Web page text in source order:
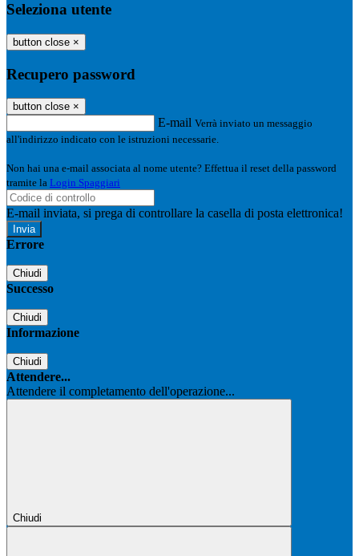
Seleziona utente
button close ×
Recupero password
button close ×
E-mail Verrà inviato un messaggio
all'indirizzo indicato con le istruzioni necessarie.
Non hai una e-mail associata al nome utente? Effettua il reset della password
tramite la Login Spaggiari
E-mail inviata, si prega di controllare la casella di posta elettronica!
Errore
Chiudi
Successo
Chiudi
Informazione
Chiudi
Attendere...
Attendere il completamento dell'operazione...
Chiudi